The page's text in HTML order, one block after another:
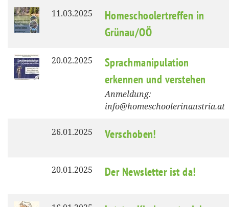
11.03.2025
Homeschoolertreffen in
Grünau/OÖ
20.02.2025
Sprachmanipulation
erkennen und verstehen
Anmeldung:
info@homeschoolerinaustria.at
26.01.2025 Verschoben!
20.01.2025 Der Newsletter ist da!